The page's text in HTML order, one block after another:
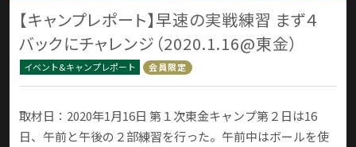
【キャンプレポート】早速の実戦練習 まず４
バックにチャレンジ（2020.1.16@東金）
イベント&キャンプレポート 会員限定
取材日：2020年1月16日 第１次東金キャンプ第２日は16
日、午前と午後の２部練習を行った。午前中はボールを使